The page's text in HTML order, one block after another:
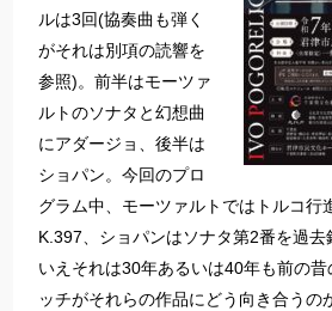
ルは3回(協奏曲も弾く
がそれは別項の読響を
参照)。前半はモーツァ
ルトのソナタと幻想曲
にアダージョ、後半は
ショパン。今回のプロ
グラム中、モーツァルトではトルコ行
K.397、ショパンはソナタ第2番を過
いえそれは30年あるいは40年も前の昔
ッチがそれらの作品にどう向き合うの